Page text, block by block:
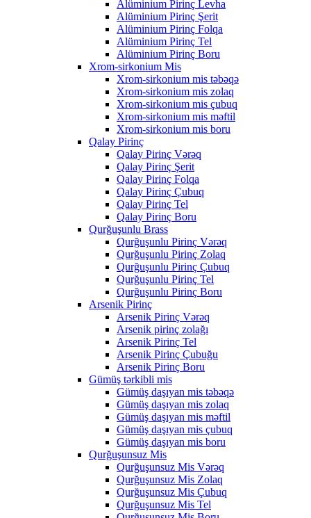
Alüminium Pirinç Levha
Alüminium Pirinç Şerit
Alüminium Pirinç Folqa
Alüminium Pirinç Tel
Alüminium Pirinç Boru
Xrom-sirkonium Mis
Xrom-sirkonium mis təbəqə
Xrom-sirkonium mis zolaq
Xrom-sirkonium mis çubuq
Xrom-sirkonium mis məftil
Xrom-sirkonium mis boru
Qalay Pirinç
Qalay Pirinç Vərəq
Qalay Pirinç Şerit
Qalay Pirinç Folqa
Qalay Pirinç Çubuq
Qalay Pirinç Tel
Qalay Pirinç Boru
Qurğuşunlu Brass
Qurğuşunlu Pirinç Vərəq
Qurğuşunlu Pirinç Zolaq
Qurğuşunlu Pirinç Çubuq
Qurğuşunlu Pirinç Tel
Qurğuşunlu Pirinç Boru
Arsenik Pirinç
Arsenik Pirinç Vərəq
Arsenik pirinç zolağı
Arsenik Pirinç Tel
Arsenik Pirinç Çubuğu
Arsenik Pirinç Boru
Gümüş tərkibli mis
Gümüş daşıyan mis təbəqə
Gümüş daşıyan mis zolaq
Gümüş daşıyan mis məftil
Gümüş daşıyan mis çubuq
Gümüş daşıyan mis boru
Qurğuşunsuz Mis
Qurğuşunsuz Mis Vərəq
Qurğuşunsuz Mis Zolaq
Qurğuşunsuz Mis Çubuq
Qurğuşunsuz Mis Tel